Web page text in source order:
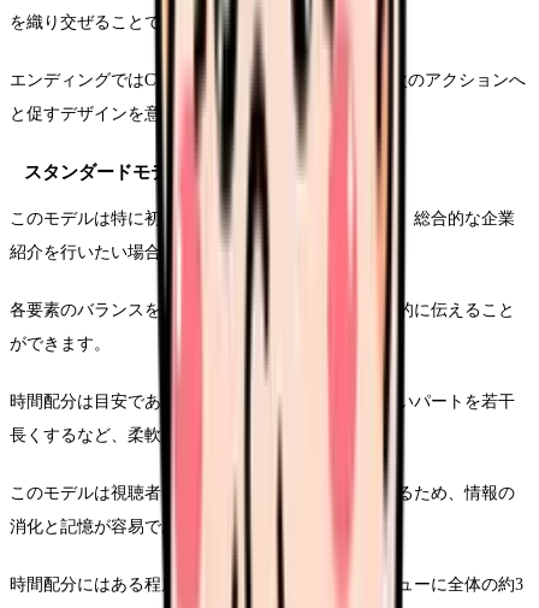
を織り交ぜることで視聴者の共感を呼びます。
エンディングではCTA(行動喚起)を明確に表示し、次のアクションへ
と促すデザインを意識しましょう。
スタンダードモデルの活用ポイント
このモデルは特に初めて採用動画を制作する企業や、総合的な企業
紹介を行いたい場合に適しています。
各要素のバランスを取りながら、企業の魅力を効率的に伝えること
ができます。
時間配分は目安であり、自社の強みをアピールしたいパートを若干
長くするなど、柔軟な調整が可能です。
このモデルは視聴者にとって分かりやすい構成であるため、情報の
消化と記憶が容易であるという利点もあります。
時間配分にはある程度の法則があり、社員インタビューに全体の約3